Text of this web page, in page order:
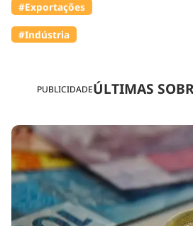
PUBLICIDADEÚLTIMAS
#Exportações
#Indústria